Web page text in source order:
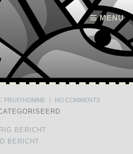
MENU
PRUD'HOMME / NO COMMENTS
BERICHT
BERICHT